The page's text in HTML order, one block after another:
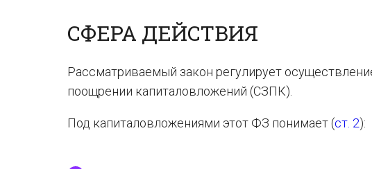
СФЕРА ДЕЙСТВИЯ
Рассматриваемый закон регулирует
поощрении капиталовложений (СЗПК).
Под капиталовложениями этот ФЗ понимает (ст. 2):